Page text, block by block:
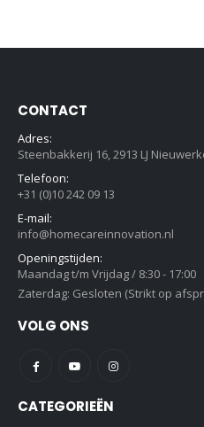
CONTACT
Adres:
Steenbakkerij 16, 2913 LJ
Telefoon:
+31 (0)10 242 09 13
E-mail:
info@homecareinnovation.nl
Openingstijden:
Maandag t/m Vrijdag / 8:30 - 17:00
Zaterdag: Gesloten (Strikt op
VOLG ONS
CATEGORIEËN